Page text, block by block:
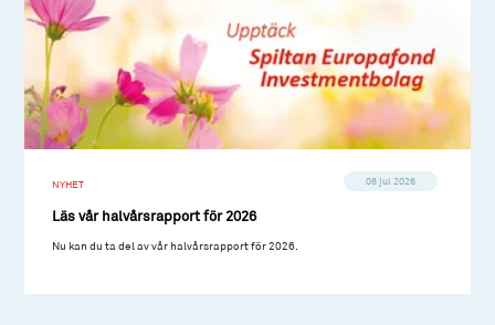
NYHET 08 jul 2026
Läs vår halvårsrapport för 2026
Nu kan du ta del av vår halvårsrapport för 2026.